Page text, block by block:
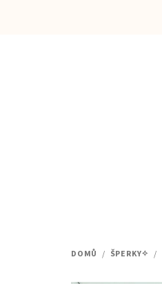
DOMŮ / ŠPERKY✧ /